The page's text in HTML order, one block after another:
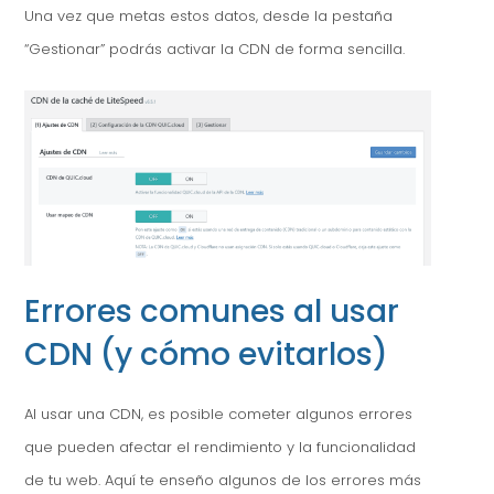
Una vez que metas estos datos, desde la pestaña
“Gestionar” podrás activar la CDN de forma sencilla.
Errores comunes al usar
CDN (y cómo evitarlos)
Al usar una CDN, es posible cometer algunos errores
que pueden afectar el rendimiento y la funcionalidad
de tu web. Aquí te enseño algunos de los errores más